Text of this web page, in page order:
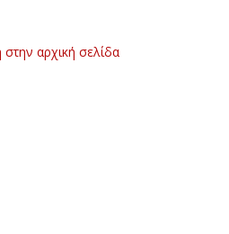
αρχική σελίδα